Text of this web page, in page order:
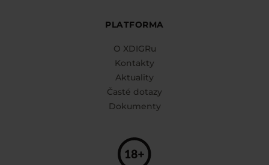
PLATFORMA
O XDIGRu
Kontakty
Aktuality
Časté dotazy
Dokumenty